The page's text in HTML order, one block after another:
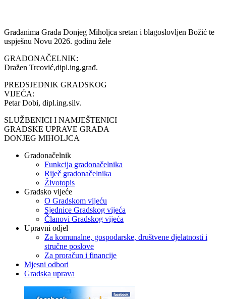
Građanima Grada Donjeg Miholjca sretan i blagoslovljen Božić te
uspješnu Novu 2026. godinu žele
GRADONAČELNIK:
Dražen Trcović,dipl.ing.građ.
PREDSJEDNIK GRADSKOG
VIJEĆA:
Petar Dobi, dipl.ing.silv.
SLUŽBENICI I NAMJEŠTENICI
GRADSKE UPRAVE GRADA
DONJEG MIHOLJCA
Gradonačelnik
Funkcija gradonačelnika
Riječ gradonačelnika
Životopis
Gradsko vijeće
O Gradskom vijeću
Sjednice Gradskog vijeća
Članovi Gradskog vijeća
Upravni odjel
Za komunalne, gospodarske, društvene djelatnosti i
stručne poslove
Za proračun i financije
Mjesni odbori
Gradska uprava